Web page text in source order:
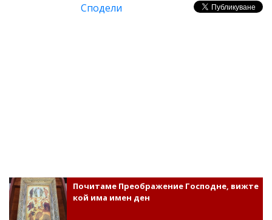
Сподели
Почитаме Преображение Господне, вижте
кой има имен ден